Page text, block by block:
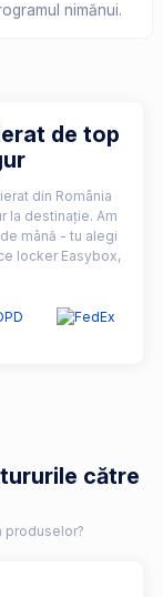
nimănui.
de top
din România
la destinație. Am
mână - tu alegi
locker Easybox,
către
produselor?